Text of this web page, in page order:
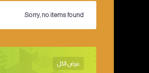
Sorry, no items found.
عرض الكل